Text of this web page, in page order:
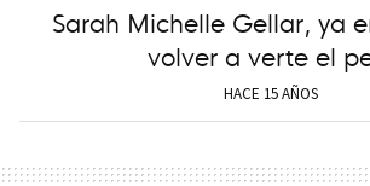
Sarah Michelle Gellar, ya
volver a verte el
HACE 15 AÑOS